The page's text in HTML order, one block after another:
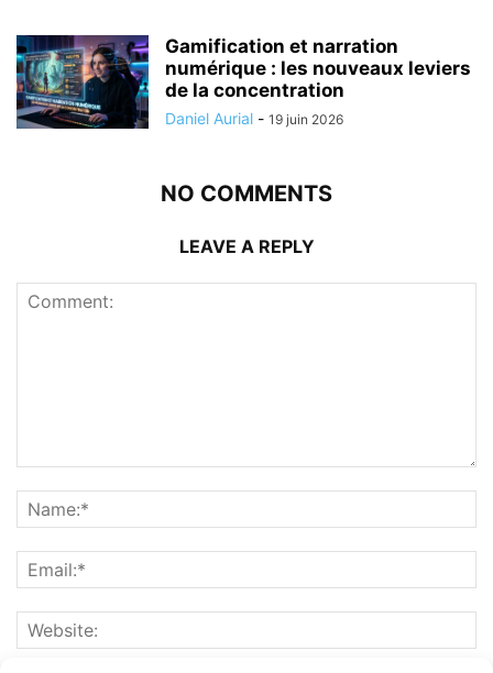
Gamification et narration
numérique : les nouveaux leviers
de la concentration
Daniel Aurial - 19 juin 2026
NO COMMENTS
LEAVE A REPLY